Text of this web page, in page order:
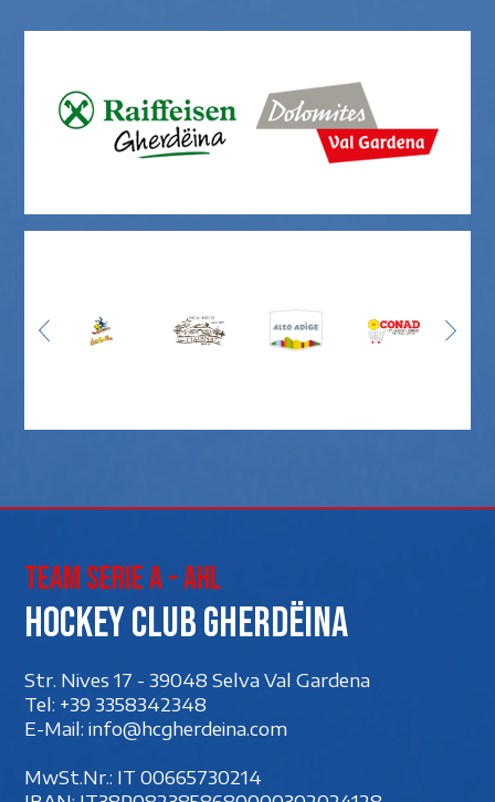
Team Serie A - AHL
Hockey club Gherdëina
Str. Nives 17 - 39048 Selva Val Gardena
Tel: +39 3358342348
E-Mail: info@hcgherdeina.com
MwSt.Nr.: IT 00‍665730214